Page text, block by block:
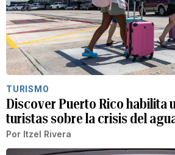
TURISMO
Discover Puerto Rico habilita
turistas sobre la crisis del
Por Itzel Rivera